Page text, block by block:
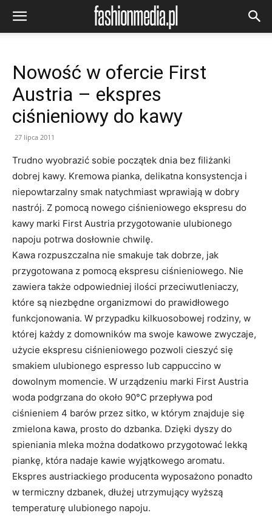
Nowość w ofercie First
Austria – ekspres
ciśnieniowy do kawy
27 lipca 2011
Trudno wyobrazić sobie początek dnia bez filiżanki
dobrej kawy. Kremowa pianka, delikatna konsystencja i
niepowtarzalny smak natychmiast wprawiają w dobry
nastrój. Z pomocą nowego ciśnieniowego ekspresu do
kawy marki First Austria przygotowanie ulubionego
napoju potrwa dosłownie chwilę.
Kawa rozpuszczalna nie smakuje tak dobrze, jak
przygotowana z pomocą ekspresu ciśnieniowego. Nie
zawiera także odpowiedniej ilości przeciwutleniaczy,
które są niezbędne organizmowi do prawidłowego
funkcjonowania. W przypadku kilkuosobowej rodziny, w
której każdy z domowników ma swoje kawowe zwyczaje,
użycie ekspresu ciśnieniowego pozwoli cieszyć się
smakiem ulubionego espresso lub cappuccino w
dowolnym momencie. W urządzeniu marki First Austria
woda podgrzana do około 90°C przepływa pod
ciśnieniem 4 barów przez sitko, w którym znajduje się
zmielona kawa, prosto do dzbanka. Dzięki dyszy do
spieniania mleka można dodatkowo przygotować lekką
piankę, która nadaje kawie wyjątkowego aromatu.
Ekspres austriackiego producenta wyposażono ponadto
w termiczny dzbanek, dłużej utrzymujący wyższą
temperaturę ulubionego napoju.